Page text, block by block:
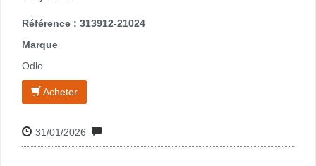
Référence : 313912-21024
Marque
Odlo
Acheter
31/01/2026